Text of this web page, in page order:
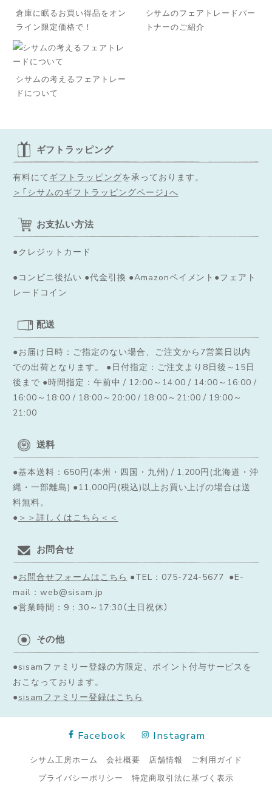
倉庫に眠るお買い得品をオン
ライン限定価格で！
シサムのフェアトレードパー
トナーのご紹介
シサムの考えるフェアトレー
ドについて
ギフトラッピング
有料にて ギフトラッピングを承っております。
＞「シサムのギフトラッピングページ」へ
お支払い方法
●クレジットカード
●コンビニ後払い ●代金引換 ●Amazonペイメント●フェアト
レードコイン
配送
●お届け日時：ご指定のない場合、ご注文から7営業日以内
での出荷となります。
●日付指定：ご注文より8日後～15日
後まで ●時間指定：午前中 / 12:00～14:00 / 14:00～16:00 /
16:00～18:00 / 18:00～20:00 / 18:00～21:00 / 19:00～
21:00
送料
●基本送料：650円(本州・四国・九州) / 1,200円(北海道・沖
縄・一部離島) ●11,000円(税込)以上お買い上げの場合は送
料無料。
● ＞＞詳しくはこちら＜＜
お問合せ
●お問合せフォームはこちら ●TEL：075-724-5677 ●E-
mail：web@sisam.jp
●営業時間：9：30～17:30（土日祝休）
その他
●sisamファミリー登録の方限定、ポイント付与サービスを
おこなっております。
●sisamファミリー登録はこちら
Facebook Instagram
シサム工房ホーム 会社概要 店舗情報
ご利用ガイド
プライバシーポリシー
特定商取引法に基づく表示